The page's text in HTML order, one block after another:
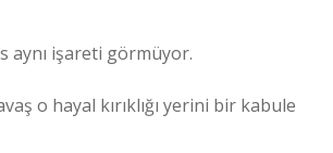
aynı işareti görmüyor.
o hayal kırıklığı yerini bir kabule